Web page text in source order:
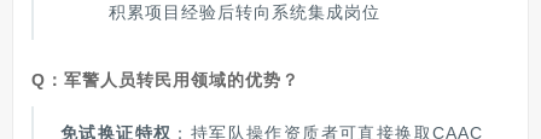
积累项目经验后转向系统集成岗位
Q：军警人员转民用领域的优势？
免试换证特权 ：持军队操作资质者可直接换取CAAC